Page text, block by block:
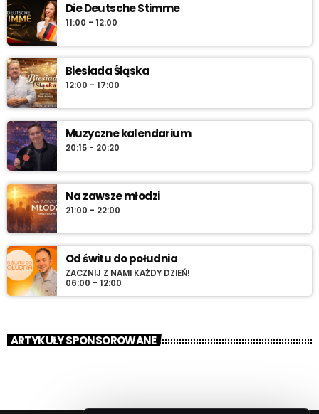
Die Deutsche Stimme
11:00 - 12:00
Biesiada Śląska
12:00 - 17:00
Muzyczne kalendarium
20:15 - 20:20
Na zawsze młodzi
21:00 - 22:00
Od świtu do południa
ZACZNIJ Z NAMI KAŻDY DZIEŃ!
06:00 - 12:00
ARTYKUŁY SPONSOROWANE